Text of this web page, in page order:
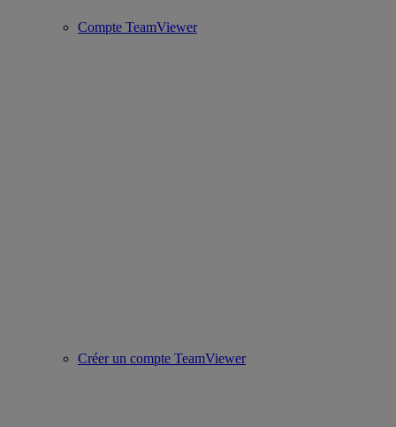
Compte TeamViewer
Créer un compte TeamViewer